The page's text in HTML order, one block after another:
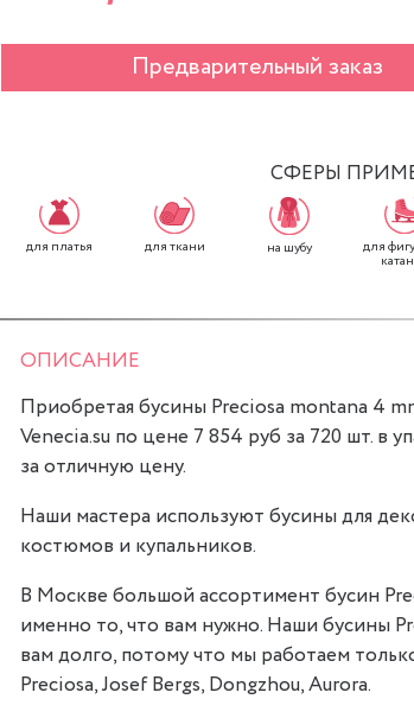
Предварительный заказ
СФЕРЫ
для платья для ткани на шубу для
ОПИСАНИЕ
Приобретая бусины Preciosa montana 4
Venecia.su по цене 7 854 руб за 720 шт. в
за отличную цену.
Наши мастера используют бусины для
костюмов и купальников.
В Москве большой ассортимент бусин
именно то, что вам нужно. Наши бусины
вам долго, потому что мы работаем
Preciosa, Josef Bergs, Dongzhou, Aurora.